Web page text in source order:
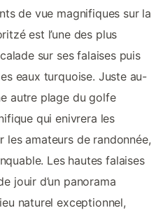
de vue magnifiques sur la
est l’une des plus
sur ses falaises puis
eaux turquoise. Juste au-
autre plage du golfe
qui enivrera les
les amateurs de randonnée,
Les hautes falaises
jouir d’un panorama
naturel exceptionnel,